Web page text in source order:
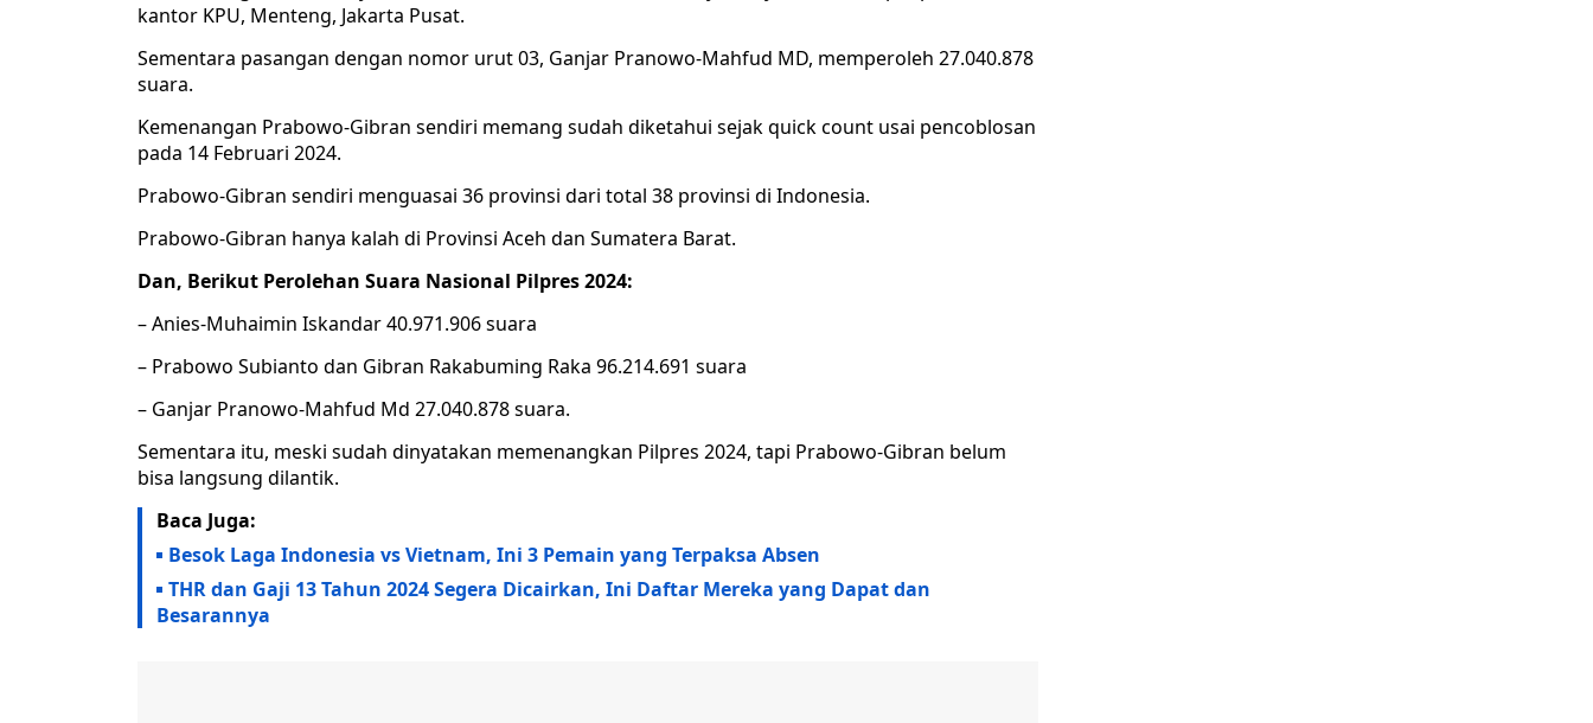
kantor KPU, Menteng, Jakarta Pusat.
Sementara pasangan dengan nomor urut 03, Ganjar Pranowo-Mahfud MD, memperoleh 27.040.878
suara.
Kemenangan Prabowo-Gibran sendiri memang sudah diketahui sejak quick count usai pencoblosan
pada 14 Februari 2024.
Prabowo-Gibran sendiri menguasai 36 provinsi dari total 38 provinsi di Indonesia.
Prabowo-Gibran hanya kalah di Provinsi Aceh dan Sumatera Barat.
Dan, Berikut Perolehan Suara Nasional Pilpres 2024:
– Anies-Muhaimin Iskandar 40.971.906 suara
– Prabowo Subianto dan Gibran Rakabuming Raka 96.214.691 suara
– Ganjar Pranowo-Mahfud Md 27.040.878 suara.
Sementara itu, meski sudah dinyatakan memenangkan Pilpres 2024, tapi Prabowo-Gibran belum
bisa langsung dilantik.
Baca Juga:
Besok Laga Indonesia vs Vietnam, Ini 3 Pemain yang Terpaksa Absen
THR dan Gaji 13 Tahun 2024 Segera Dicairkan, Ini Daftar Mereka yang Dapat dan
Besarannya